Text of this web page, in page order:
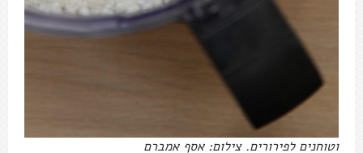
וטוחנים לפירורים. צילום: אסף אמברם